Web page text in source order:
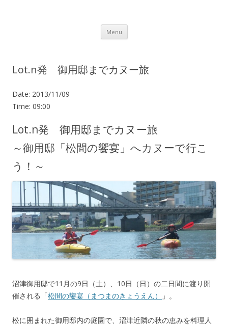
Menu Skip to content
Lot.n発 御用邸までカヌー旅
Date: 2013/11/09
Time: 09:00
Lot.n発 御用邸までカヌー旅
～御用邸「松間の饗宴」へカヌーで行こ
う！～
沼津御用邸で11月の9日（土）、10日（日）の二日間に渡り開
催される「松間の饗宴（まつまのきょうえん） 」。
松に囲まれた御用邸内の庭園で、沼津近隣の秋の恵みを料理人